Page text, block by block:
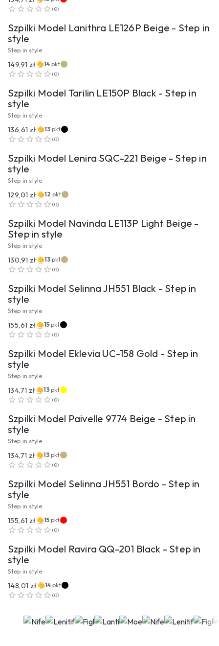
(0)
Szpilki Model Lanithra LE126P Beige - Step in
style
Step in style
149,91 zł 14 pkt
(0)
PRZEJDŹ DO PRODUKTU
Szpilki Model Tarilin LE150P Black - Step in
style
Step in style
136,61 zł 13 pkt
(0)
PRZEJDŹ DO PRODUKTU
Szpilki Model Lenira SQC-221 Beige - Step in
style
Step in style
129,01 zł 12 pkt
(0)
PRZEJDŹ DO PRODUKTU
Szpilki Model Navinda LE113P Light Beige -
Step in style
Step in style
130,91 zł 13 pkt
(0)
PRZEJDŹ DO PRODUKTU
Szpilki Model Selinna JH551 Black - Step in
style
Step in style
155,61 zł 15 pkt
(0)
PRZEJDŹ DO PRODUKTU
Szpilki Model Eklevia UC-158 Gold - Step in
style
Step in style
134,71 zł 13 pkt
(0)
PRZEJDŹ DO PRODUKTU
Szpilki Model Paivelle 9774 Beige - Step in
style
Step in style
134,71 zł 13 pkt
(0)
PRZEJDŹ DO PRODUKTU
Szpilki Model Selinna JH551 Bordo - Step in
style
Step in style
155,61 zł 15 pkt
(0)
PRZEJDŹ DO PRODUKTU
Szpilki Model Ravira QQ-201 Black - Step in
style
Step in style
148,01 zł 14 pkt
(0)